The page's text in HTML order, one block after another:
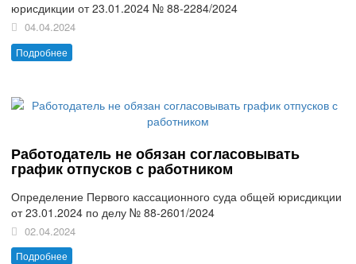
юрисдикции от 23.01.2024 № 88-2284/2024
04.04.2024
Подробнее
Работодатель не обязан согласовывать
график отпусков с работником
Определение Первого кассационного суда общей юрисдикции
от 23.01.2024 по делу № 88-2601/2024
02.04.2024
Подробнее